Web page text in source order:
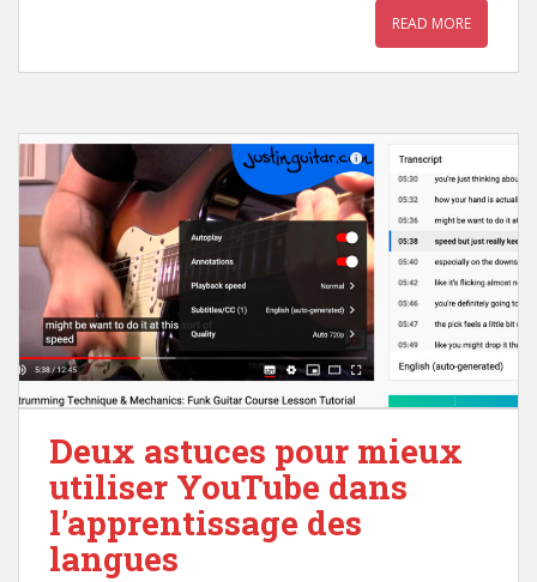
READ MORE
Deux astuces pour mieux
utiliser YouTube dans
l’apprentissage des
langues